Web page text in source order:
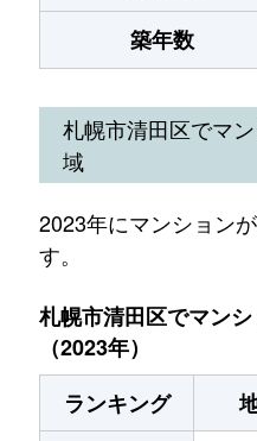
築年数
札幌市清田区でマ
域
2023年にマンション
す。
札幌市清田区でマン
（2023年）
ランキング